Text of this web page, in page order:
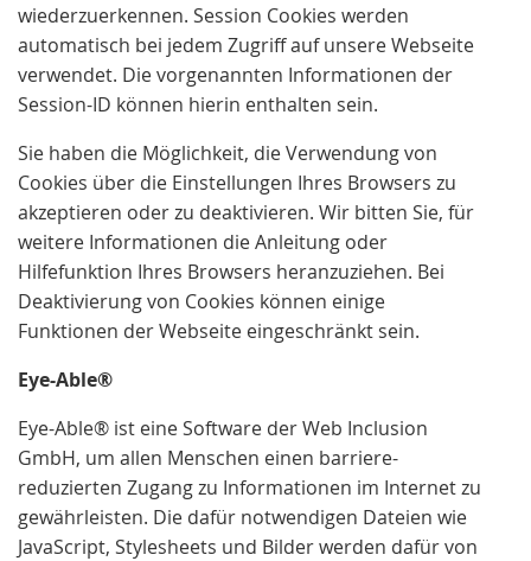
wiederzuerkennen. Session Cookies werden
automatisch bei jedem Zugriff auf unsere Webseite
verwendet. Die vorgenannten Informationen der
Session-ID können hierin enthalten sein.
Sie haben die Möglichkeit, die Verwendung von
Cookies über die Einstellungen Ihres Browsers zu
akzeptieren oder zu deaktivieren. Wir bitten Sie, für
weitere Informationen die Anleitung oder
Hilfefunktion Ihres Browsers heranzuziehen. Bei
Deaktivierung von Cookies können einige
Funktionen der Webseite eingeschränkt sein.
Eye-Able®
Eye-Able® ist eine Software der Web Inclusion
GmbH, um allen Menschen einen barriere-
reduzierten Zugang zu Informationen im Internet zu
gewährleisten. Die dafür notwendigen Dateien wie
JavaScript, Stylesheets und Bilder werden dafür von